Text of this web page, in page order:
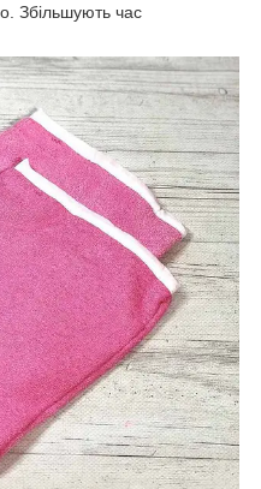
Збільшують час